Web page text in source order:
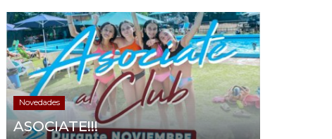
Novedades
ASOCIATE!!!